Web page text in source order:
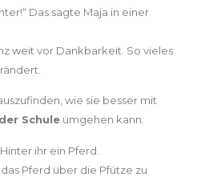
Das sagte Maja in einer
weit vor Dankbarkeit. So vieles
wie sie besser mit
Schule umgehen kann.
ihr ein Pferd.
Pferd über die Pfütze zu